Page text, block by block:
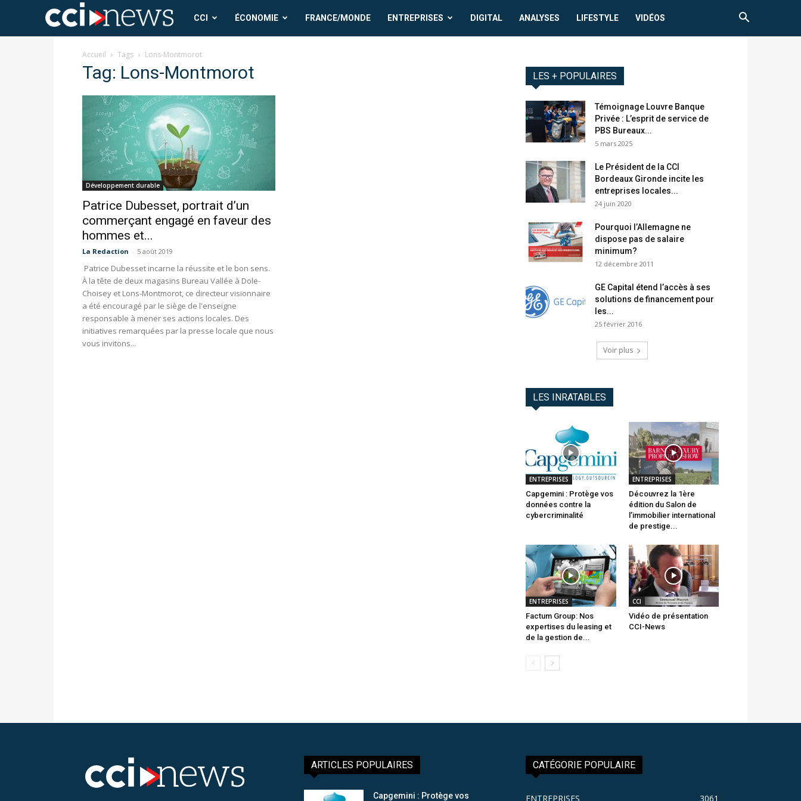
CCI
News
CCI ÉCONOMIE FRANCE/MONDE ENTREPRISES DIGITAL ANALYSES LIFESTYLE VIDÉOS
Accueil Tags Lons-Montmorot
Tag: Lons-Montmorot
Développement durable
Patrice Dubesset, portrait d’un
commerçant engagé en faveur des
hommes et...
La Redaction - 5 août 2019
Patrice Dubesset incarne la réussite et le bon sens.
À la tête de deux magasins Bureau Vallée à Dole-
Choisey et Lons-Montmorot, ce directeur visionnaire
a été encouragé par le siège de l'enseigne
responsable à mener ses actions locales. Des
initiatives remarquées par la presse locale que nous
vous invitons...
LES + POPULAIRES
Témoignage Louvre Banque
Privée : L’esprit de service de
PBS Bureaux...
5 mars 2025
Le Président de la CCI
Bordeaux Gironde incite les
entreprises locales...
24 juin 2020
Pourquoi l’Allemagne ne
dispose pas de salaire
minimum?
12 décembre 2011
GE Capital étend l’accès à ses
solutions de financement pour
les...
25 février 2016
Voir plus
LES INRATABLES
ENTREPRISES
Capgemini : Protège vos
données contre la
cybercriminalité
ENTREPRISES
Découvrez la 1ère
édition du Salon de
l’immobilier international
de prestige...
ENTREPRISES
Factum Group: Nos
expertises du leasing et
de la gestion de...
CCI
Vidéo de présentation
CCI-News
ARTICLES POPULAIRES
Capgemini : Protège vos
CATÉGORIE POPULAIRE
ENTREPRISES 3061